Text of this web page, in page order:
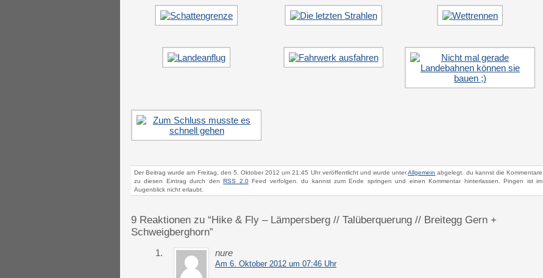
Der Beitrag wurde am Freitag, den 5. Oktober 2012 um 21:45 Uhr veröffentlicht und wurde unterAllgemein abgelegt. du kannst die Kommentare
zu diesen Eintrag durch denRSS 2.0Feed verfolgen. du kannst zum Ende springen und einen Kommentar hinterlassen. Pingen ist im
Augenblick nicht erlaubt.
9 Reaktionen zu “Hike & Fly – Lämpersberg // Talüberquerung // Breitegg Gern +
Schweigberghorn”
1. nure
Am 6. Oktober 2012 um 07:46 Uhr